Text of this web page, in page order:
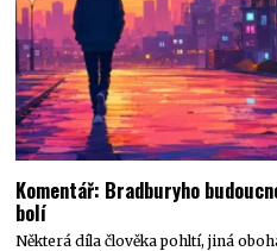
Komentář: Bradburyho
bolí
Některá díla člověka pohltí, jiná